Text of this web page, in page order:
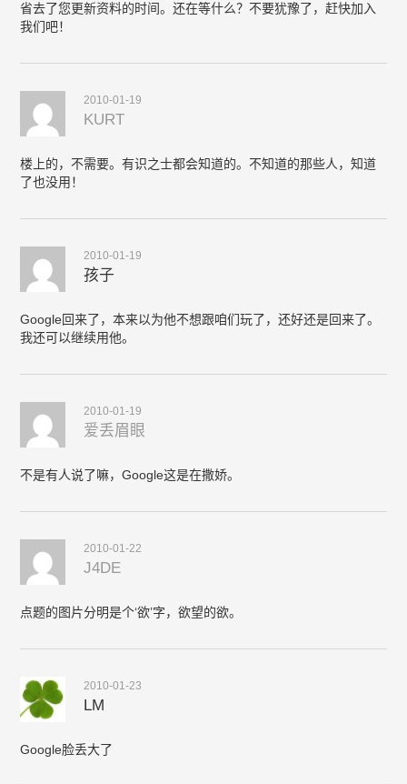
省去了您更新资料的时间。还在等什么？不要犹豫了，赶快加入
我们吧！
2010-01-19
KURT
楼上的，不需要。有识之士都会知道的。不知道的那些人，知道
了也没用！
2010-01-19
孩子
Google回来了，本来以为他不想跟咱们玩了，还好还是回来了。
我还可以继续用他。
2010-01-19
爱丢眉眼
不是有人说了嘛，Google这是在撒娇。
2010-01-22
J4DE
点题的图片分明是个‘欲’字，欲望的欲。
2010-01-23
LM
Google脸丢大了